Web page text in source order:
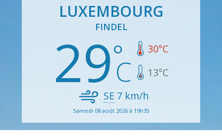
LUXEMBOURG
FINDEL
29 30°C
13°C
SE 7 km/h
Samedi 08 août 2026 à 19h35